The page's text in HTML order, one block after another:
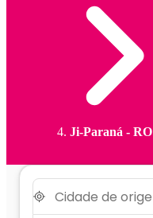
Ji-Paraná - RO